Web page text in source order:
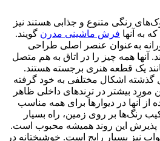
رنگی متنوع و جذابی هستند نیز
به آنها فرش ماشینی مدرن گویند.
به‌عنوان عنصر اصلی طراحی
آنها همه چیز را در اتاق به هم متصل
یک قطعه هنری برجسته هستند.
اشکال مختلفی به خود گرفته
بیشتر در ترِندهای داخلی ظاهر
آنها در دیوارها برای همه مناسب
رنگ‌ها بر روی زمین، راه بسیار
پذیرش این روند همیشه محبوب است.
نیز بسیار رایج است. خوشبختانه در